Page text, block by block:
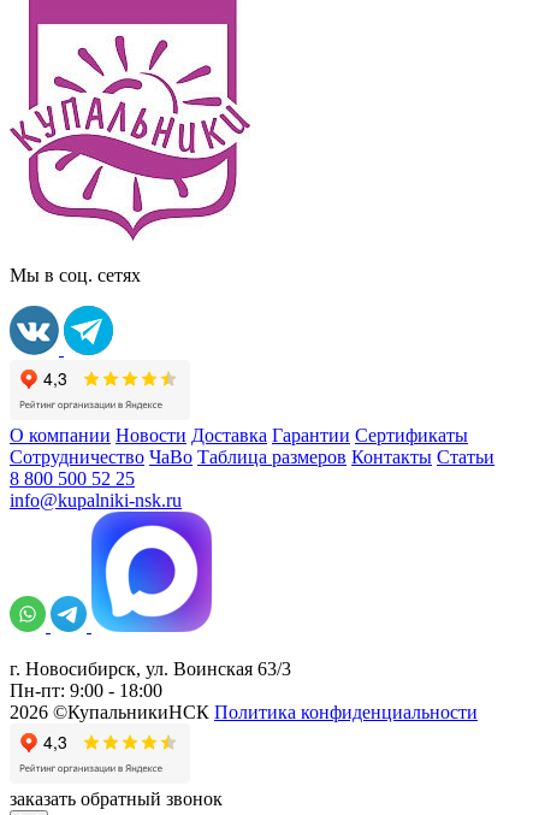
Мы в соц. сетях
О компании Новости Доставка Гарантии Сертификаты
Сотрудничество ЧаВо Таблица размеров Контакты Статьи
8 800 500 52 25
info@kupalniki-nsk.ru
г. Новосибирск, ул. Воинская 63/3
Пн-пт: 9:00 - 18:00
2026 ©КупальникиНСК Политика конфиденциальности
заказать обратный звонок